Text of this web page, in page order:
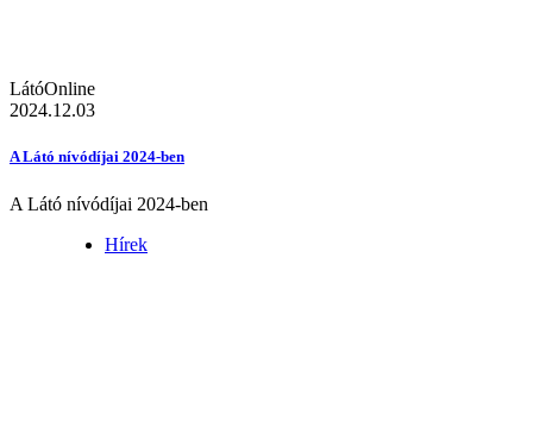
LátóOnline
2024.12.03
A Látó nívódíjai 2024-ben
A Látó nívódíjai 2024-ben
Hírek